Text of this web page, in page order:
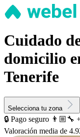
Cuidado
domicilio
Tenerife
Selecciona tu zona
🔒 Pago seguro 👨🏼‍🔧
Valoración media de